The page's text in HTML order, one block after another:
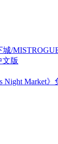
/
文版
Night Market